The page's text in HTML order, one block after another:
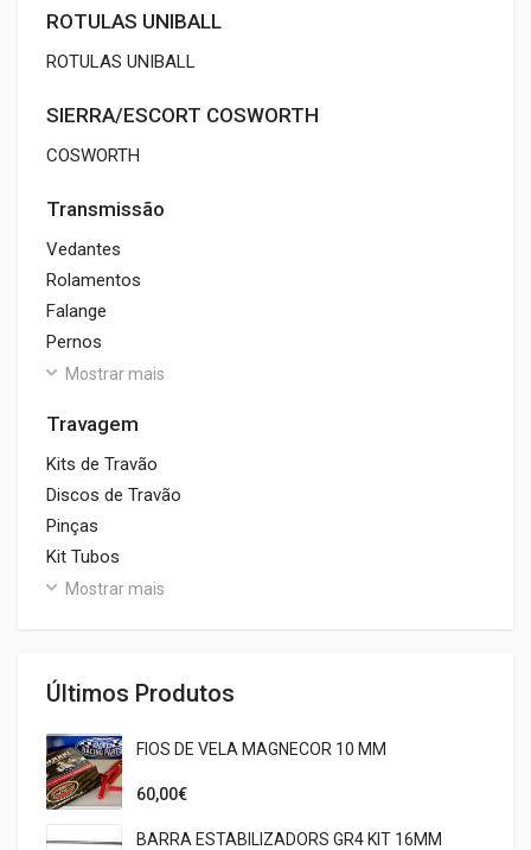
ROTULAS UNIBALL
ROTULAS UNIBALL
SIERRA/ESCORT COSWORTH
COSWORTH
Transmissão
Vedantes
Rolamentos
Falange
Pernos
Mostrar mais
Travagem
Kits de Travão
Discos de Travão
Pinças
Kit Tubos
Mostrar mais
Últimos Produtos
FIOS DE VELA MAGNECOR 10 MM
60,00€
BARRA ESTABILIZADORS GR4 KIT 16MM